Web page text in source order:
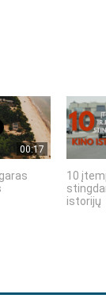
00:17
10
istorijų